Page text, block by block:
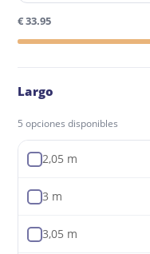
€ 33.95
Largo
5 opciones disponibles
2,05 m
3 m
3,05 m